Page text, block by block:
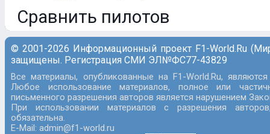
Сравнить пилотов
© 2001-2026 Информационный проект F1-World.Ru
защищены. Регистрация СМИ ЭЛ№ФС77-43829
Все материалы, опубликованные на F1-World.Ru,
Любое использование материалов, полное или
письменного разрешения авторов является нарушением
При использовании материалов с разрешения
обязательна.
E-Mail: admin@f1-world.ru